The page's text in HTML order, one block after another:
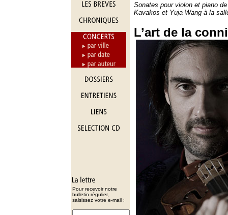
Pour recevoir notre
bulletin régulier,
saisissez votre e-mail :
Sonates pour violon et piano
Kavakos et Yuja Wang à la
L’art de la